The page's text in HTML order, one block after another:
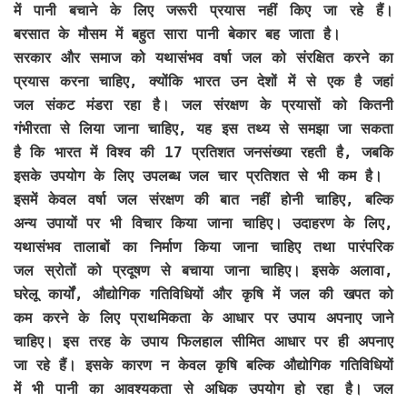
में पानी बचाने के लिए जरूरी प्रयास नहीं किए जा रहे हैं।
बरसात के मौसम में बहुत सारा पानी बेकार बह जाता है।
सरकार और समाज को यथासंभव वर्षा जल को संरक्षित करने का
प्रयास करना चाहिए, क्योंकि भारत उन देशों में से एक है जहां
जल संकट मंडरा रहा है। जल संरक्षण के प्रयासों को कितनी
गंभीरता से लिया जाना चाहिए, यह इस तथ्य से समझा जा सकता
है कि भारत में विश्व की 17 प्रतिशत जनसंख्या रहती है, जबकि
इसके उपयोग के लिए उपलब्ध जल चार प्रतिशत से भी कम है।
इसमें केवल वर्षा जल संरक्षण की बात नहीं होनी चाहिए, बल्कि
अन्य उपायों पर भी विचार किया जाना चाहिए। उदाहरण के लिए,
यथासंभव तालाबों का निर्माण किया जाना चाहिए तथा पारंपरिक
जल स्रोतों को प्रदूषण से बचाया जाना चाहिए। इसके अलावा,
घरेलू कार्यों, औद्योगिक गतिविधियों और कृषि में जल की खपत को
कम करने के लिए प्राथमिकता के आधार पर उपाय अपनाए जाने
चाहिए। इस तरह के उपाय फिलहाल सीमित आधार पर ही अपनाए
जा रहे हैं। इसके कारण न केवल कृषि बल्कि औद्योगिक गतिविधियों
में भी पानी का आवश्यकता से अधिक उपयोग हो रहा है। जल